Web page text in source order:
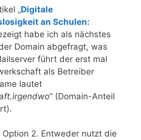
„Digitale
an Schulen:
habe ich als nächstes
Domain abgefragt, was
führt der erst mal
als Betreiber
lautet
“ (Domain-Anteil
2. Entweder nutzt die